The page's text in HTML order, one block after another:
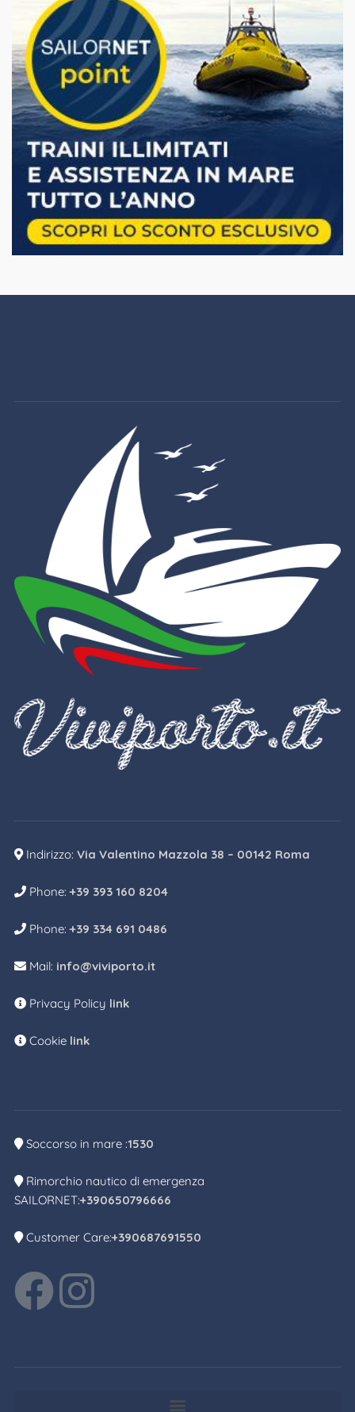
Indirizzo: Via Valentino Mazzola 38 – 00142 Roma
Phone:+39 393 160 8204
Phone:+39 334 691 0486
Mail: info@viviporto.it
Privacy Policy link
Cookie link
Soccorso in mare :1530
Rimorchio nautico di emergenza
SAILORNET:+390650796666
Customer Care:+390687691550